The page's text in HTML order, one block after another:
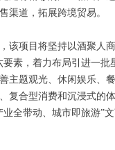
渠道，拓展跨境贸易。
该项目将坚持以酒聚人商
要素，着力布局引进一批
主题观光、休闲娱乐、
复合型消费和沉浸式的
全带动、城市即旅游”